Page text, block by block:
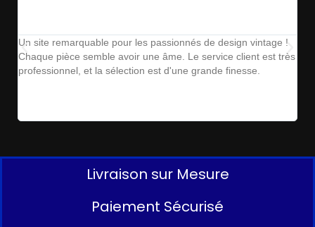
Un site remarquable pour les passionnés de design vintage !
Chaque pièce semble avoir une âme. Le service client est très
professionnel, et la sélection est d'une grande finesse.
Livraison sur Mesure
Paiement Sécurisé